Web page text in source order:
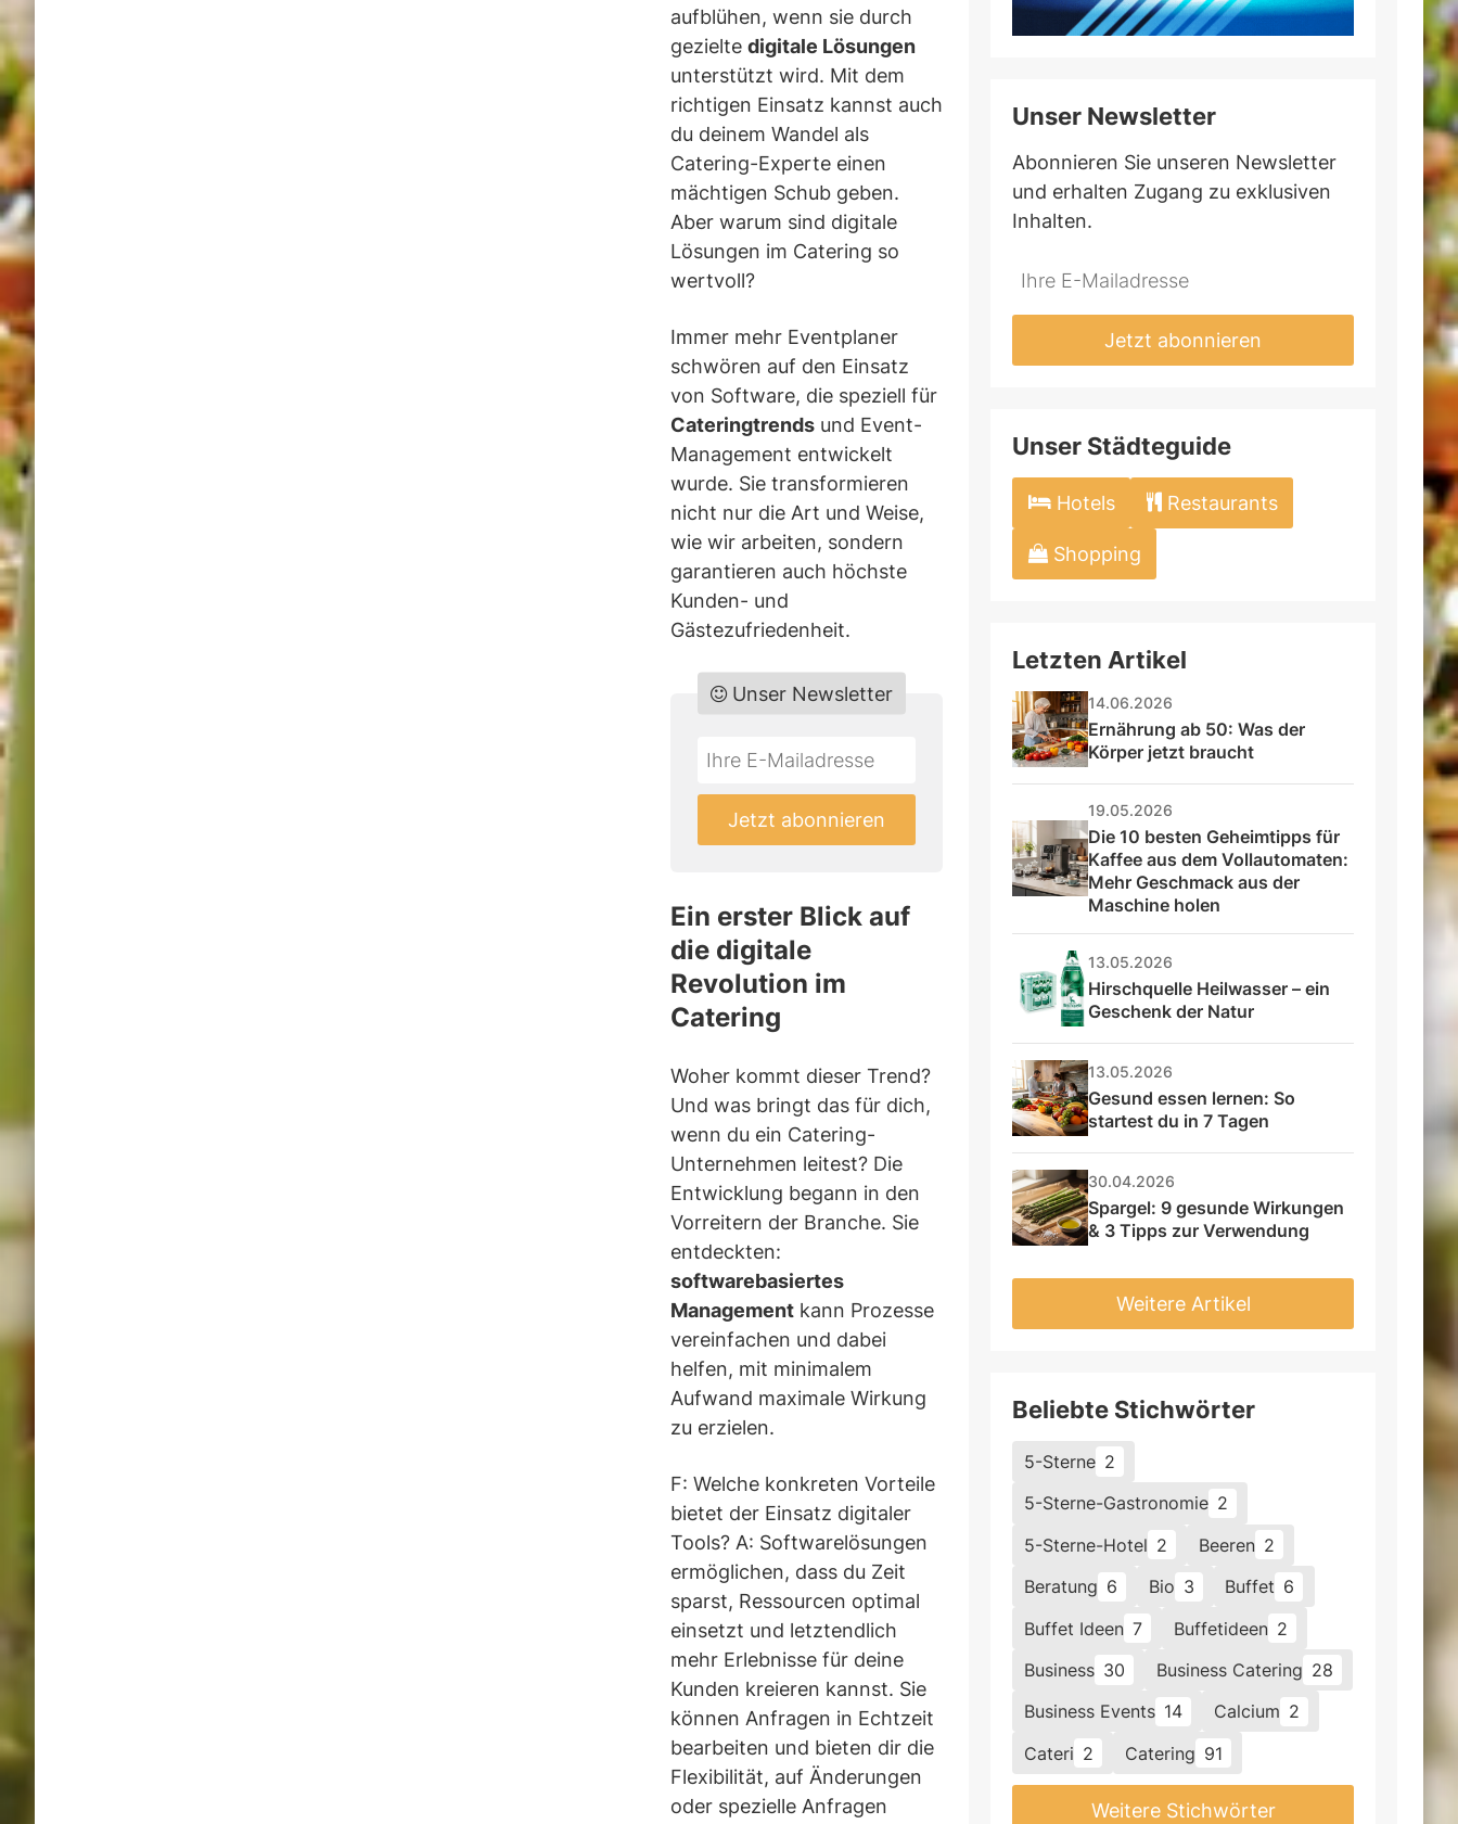
aufblühen, wenn sie durch
gezielte digitale Lösungen
unterstützt wird. Mit dem
richtigen Einsatz kannst auch
du deinem Wandel als
Catering-Experte einen
mächtigen Schub geben.
Aber warum sind digitale
Lösungen im Catering so
wertvoll?
Immer mehr Eventplaner
schwören auf den Einsatz
von Software, die speziell für
Cateringtrends und Event-
Management entwickelt
wurde. Sie transformieren
nicht nur die Art und Weise,
wie wir arbeiten, sondern
garantieren auch höchste
Kunden- und
Gästezufriedenheit.
Do
this
Unser Newsletter
*Ihre
Mailadresse:
Jetzt abonnieren
Ein erster Blick auf
die digitale
Revolution im
Catering
Woher kommt dieser Trend?
Und was bringt das für dich,
wenn du ein Catering-
Unternehmen leitest? Die
Entwicklung begann in den
Vorreitern der Branche. Sie
entdeckten:
softwarebasiertes
Management kann Prozesse
vereinfachen und dabei
helfen, mit minimalem
Aufwand maximale Wirkung
zu erzielen.
F: Welche konkreten Vorteile
bietet der Einsatz digitaler
Tools? A: Softwarelösungen
ermöglichen, dass du Zeit
sparst, Ressourcen optimal
einsetzt und letztendlich
mehr Erlebnisse für deine
Kunden kreieren kannst. Sie
können Anfragen in Echtzeit
bearbeiten und bieten dir die
Flexibilität, auf Änderungen
oder spezielle Anfragen
Unser Newsletter
Abonnieren Sie unseren Newsletter
und erhalten Zugang zu exklusiven
Inhalten.
Do
this
*Ihre
Mailadresse:Jetzt abonnieren
Unser Städteguide
Hotels Restaurants
Shopping
Letzten Artikel
14.06.2026
Ernährung ab 50: Was der
Körper jetzt braucht
19.05.2026
Die 10 besten Geheimtipps für
Kaffee aus dem Vollautomaten:
Mehr Geschmack aus der
Maschine holen
13.05.2026
Hirschquelle Heilwasser – ein
Geschenk der Natur
13.05.2026
Gesund essen lernen: So
startest du in 7 Tagen
30.04.2026
Spargel: 9 gesunde Wirkungen
& 3 Tipps zur Verwendung
Weitere Artikel
Beliebte Stichwörter
5-Sterne 2
5-Sterne-Gastronomie 2
5-Sterne-Hotel 2 Beeren 2
Beratung 6 Bio 3 Buffet 6
Buffet Ideen 7 Buffetideen 2
Business 30 Business Catering 28
Business Events 14 Calcium 2
Cateri 2 Catering 91
Weitere Stichwörter